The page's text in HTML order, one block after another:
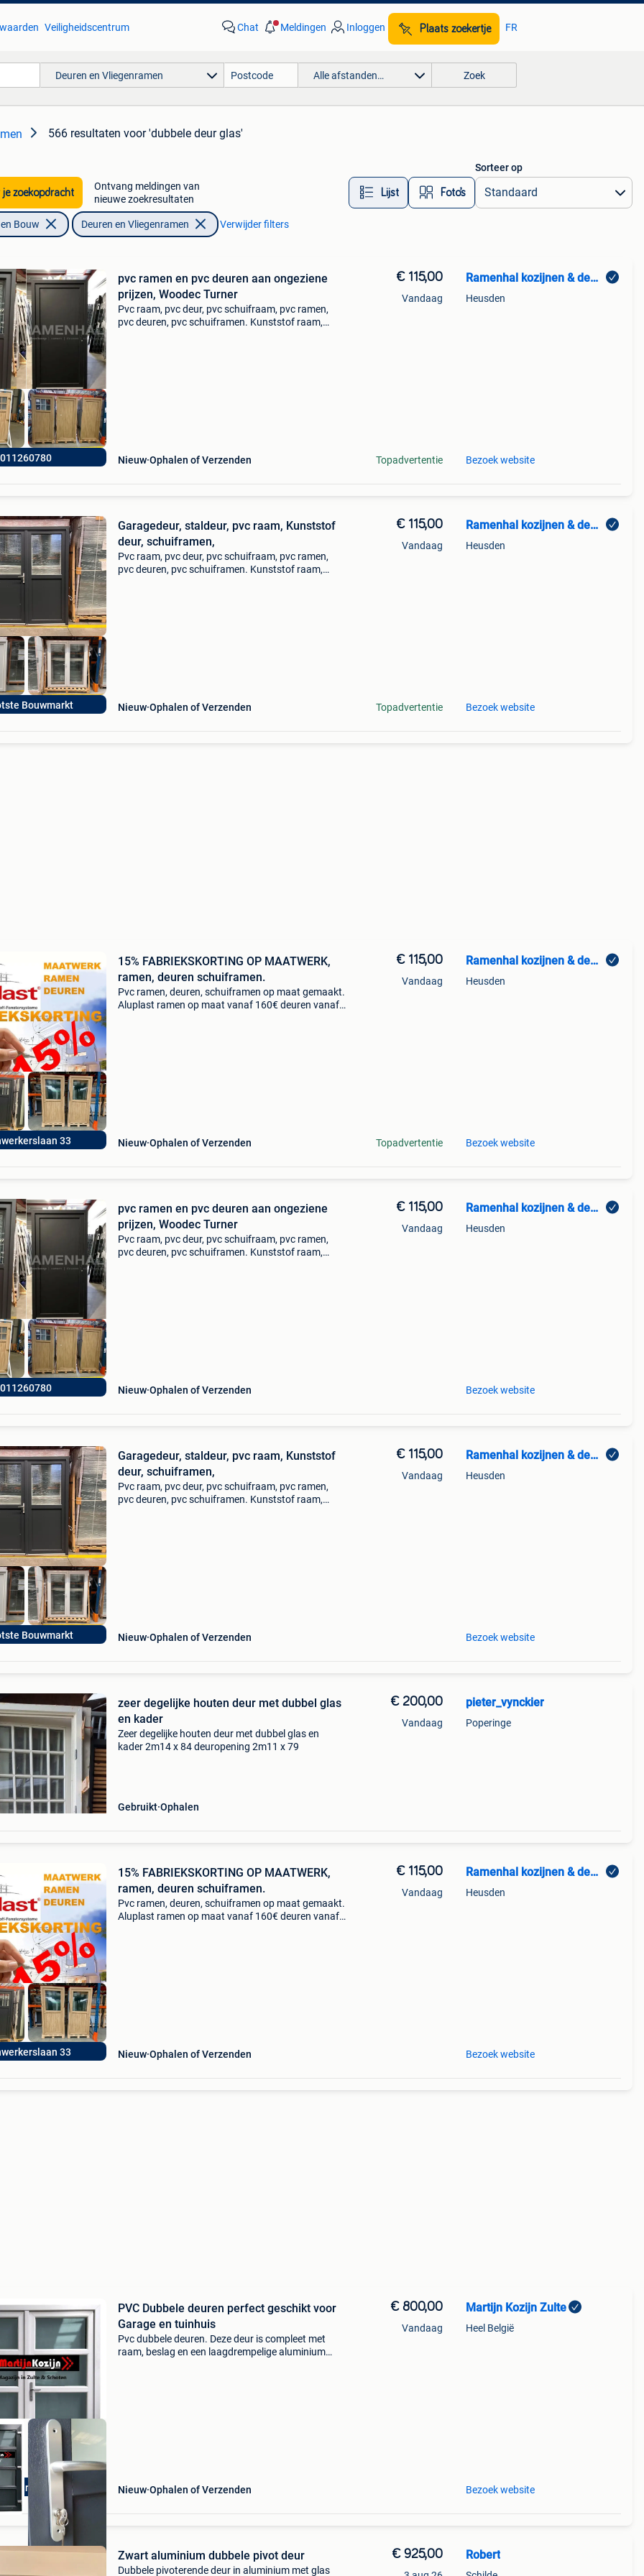
Veiligheidscentrum Chat Meldingen Inloggen Plaats zoekertje FR
Deuren en Vliegenramen Alle afstanden… Zoek
566 resultaten voor 'dubbele deur glas'
je zoekopdracht
Ontvang meldingen van
nieuwe zoekresultaten
Lijst Foto’s
Sorteer op
Bouw Deuren en Vliegenramen Verwijder filters
011260780
pvc ramen en pvc deuren aan ongeziene
prijzen, Woodec Turner
Pvc raam, pvc deur, pvc schuifraam, pvc ramen,
pvc deuren, pvc schuiframen. Kunststof raam,
Nieuw Ophalen of Verzenden
€ 115,00
Vandaag
Topadvertentie
Ramenhal kozijnen & deuren
Heusden
Bezoek website
Bouwmarkt
Garagedeur, staldeur, pvc raam, Kunststof
deur, schuiframen,
Pvc raam, pvc deur, pvc schuifraam, pvc ramen,
pvc deuren, pvc schuiframen. Kunststof raam,
Nieuw Ophalen of Verzenden
€ 115,00
Vandaag
Topadvertentie
Ramenhal kozijnen & deuren
Heusden
Bezoek website
33
15% FABRIEKSKORTING OP MAATWERK,
ramen, deuren schuiframen.
Pvc ramen, deuren, schuiframen op maat gemaakt.
Aluplast ramen op maat vanaf 160€ deuren vanaf
Nieuw Ophalen of Verzenden
€ 115,00
Vandaag
Topadvertentie
Ramenhal kozijnen & deuren
Heusden
Bezoek website
011260780
pvc ramen en pvc deuren aan ongeziene
prijzen, Woodec Turner
Pvc raam, pvc deur, pvc schuifraam, pvc ramen,
pvc deuren, pvc schuiframen. Kunststof raam,
Nieuw Ophalen of Verzenden
€ 115,00
Vandaag
Ramenhal kozijnen & deuren
Heusden
Bezoek website
Bouwmarkt
Garagedeur, staldeur, pvc raam, Kunststof
deur, schuiframen,
Pvc raam, pvc deur, pvc schuifraam, pvc ramen,
pvc deuren, pvc schuiframen. Kunststof raam,
Nieuw Ophalen of Verzenden
€ 115,00
Vandaag
Ramenhal kozijnen & deuren
Heusden
Bezoek website
zeer degelijke houten deur met dubbel glas
en kader
Zeer degelijke houten deur met dubbel glas en
kader 2m14 x 84 deuropening 2m11 x 79
Gebruikt Ophalen
€ 200,00
Vandaag
pieter_vynckier
Poperinge
33
15% FABRIEKSKORTING OP MAATWERK,
ramen, deuren schuiframen.
Pvc ramen, deuren, schuiframen op maat gemaakt.
Aluplast ramen op maat vanaf 160€ deuren vanaf
Nieuw Ophalen of Verzenden
€ 115,00
Vandaag
Ramenhal kozijnen & deuren
Heusden
Bezoek website
PVC Dubbele deuren perfect geschikt voor
Garage en tuinhuis
Pvc dubbele deuren. Deze deur is compleet met
raam, beslag en een laagdrempelige aluminium
Nieuw Ophalen of Verzenden
€ 800,00
Vandaag
Martijn Kozijn Zulte
Heel België
Bezoek website
Zwart aluminium dubbele pivot deur
Dubbele pivoterende deur in aluminium met glas
€ 925,00 Robert